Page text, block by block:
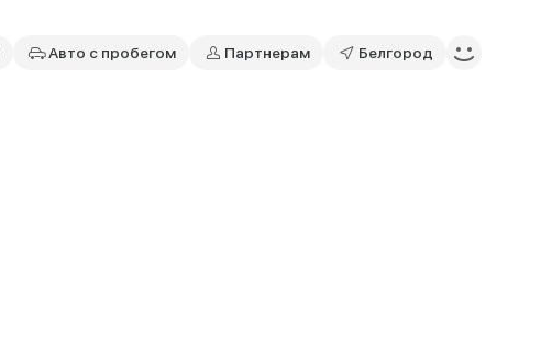
Авто с пробегом Партнерам Белгород